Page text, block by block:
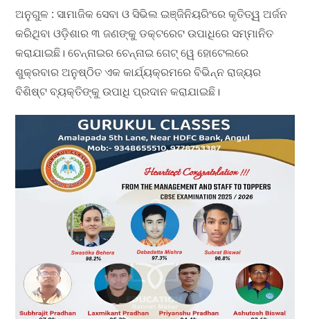
ଅନୁଗୁଳ : ସାମାଜିକ ସେବା ଓ ସିଭିଲ ଇଞ୍ଜିନିୟରିଂରେ କୃତିତ୍ୱ ଅର୍ଜନ
କରିଥିବା ଓଡ଼ିଶାର ୩ ଜଣଙ୍କୁ ଡକ୍ଟରେଟ ଉପାଧିରେ ସମ୍ମାନିତ
କରାଯାଇଛି। ଚେନ୍ନାଇର ଚେନ୍ନାଇ ଗେଟ୍ ୱେ ହୋଟେଲରେ
ଶୁକ୍ରବାର ଅନୁଷ୍ଠିତ ଏକ କାର୍ଯ୍ୟକ୍ରମରେ ବିଭିନ୍ନ ରାଜ୍ୟର
ବିଶିଷ୍ଟ ବ୍ୟକ୍ତିଙ୍କୁ ଉପାଧି ପ୍ରଦାନ କରାଯାଇଛି।